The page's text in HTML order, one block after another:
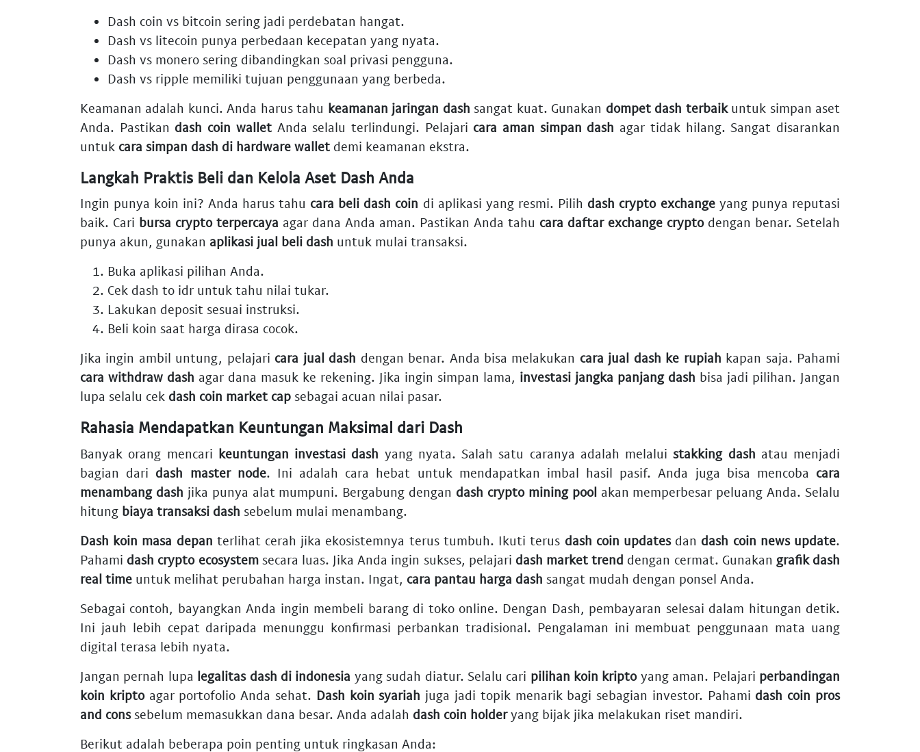
Dash coin vs bitcoin sering jadi perdebatan hangat.
Dash vs litecoin punya perbedaan kecepatan yang nyata.
Dash vs monero sering dibandingkan soal privasi pengguna.
Dash vs ripple memiliki tujuan penggunaan yang berbeda.
Keamanan adalah kunci. Anda harus tahu keamanan jaringan dash sangat kuat. Gunakan dompet dash terbaikuntuk simpan aset
Anda. Pastikan dash coin walletAnda selalu terlindungi. Pelajari cara aman simpan dash agar tidak hilang. Sangat disarankan
untuk cara simpan dash di hardware wallet demi keamanan ekstra.
Langkah Praktis Beli dan Kelola Aset Dash Anda
Ingin punya koin ini? Anda harus tahu cara beli dash coin di aplikasi yang resmi. Pilih dash crypto exchangeyang punya reputasi
baik. Cari bursa crypto terpercaya agar dana Anda aman. Pastikan Anda tahu cara daftar exchange cryptodengan benar. Setelah
punya akun, gunakan aplikasi jual beli dash untuk mulai transaksi.
Buka aplikasi pilihan Anda.
Cek dash to idr untuk tahu nilai tukar.
Lakukan deposit sesuai instruksi.
Beli koin saat harga dirasa cocok.
Jika ingin ambil untung, pelajari cara jual dash dengan benar. Anda bisa melakukan cara jual dash ke rupiah kapan saja. Pahami
cara withdraw dash agar dana masuk ke rekening. Jika ingin simpan lama, investasi jangka panjang dash bisa jadi pilihan. Jangan
lupa selalu cek dash coin market cap sebagai acuan nilai pasar.
Rahasia Mendapatkan Keuntungan Maksimal dari Dash
Banyak orang mencari keuntungan investasi dash yang nyata. Salah satu caranya adalah melaluistakking dash atau menjadi
bagian dari dash master node. Ini adalah cara hebat untuk mendapatkan imbal hasil pasif. Anda juga bisa mencoba cara
menambang dash jika punya alat mumpuni. Bergabung dengan dash crypto mining poolakan memperbesar peluang Anda. Selalu
hitung biaya transaksi dash sebelum mulai menambang.
Dash koin masa depan terlihat cerah jika ekosistemnya terus tumbuh. Ikuti terus dash coin updatesdan dash coin news update.
Pahami dash crypto ecosystemsecara luas. Jika Anda ingin sukses, pelajari dash market trend dengan cermat. Gunakan grafik dash
real time untuk melihat perubahan harga instan. Ingat, cara pantau harga dash sangat mudah dengan ponsel Anda.
Sebagai contoh, bayangkan Anda ingin membeli barang di toko online. Dengan Dash, pembayaran selesai dalam hitungan detik.
Ini jauh lebih cepat daripada menunggu konfirmasi perbankan tradisional. Pengalaman ini membuat penggunaan mata uang
digital terasa lebih nyata.
Jangan pernah lupa legalitas dash di indonesia yang sudah diatur. Selalu cari pilihan koin kriptoyang aman. Pelajari perbandingan
koin kriptoagar portofolio Anda sehat. Dash koin syariah juga jadi topik menarik bagi sebagian investor. Pahami dash coin pros
and conssebelum memasukkan dana besar. Anda adalah dash coin holderyang bijak jika melakukan riset mandiri.
Berikut adalah beberapa poin penting untuk ringkasan Anda: